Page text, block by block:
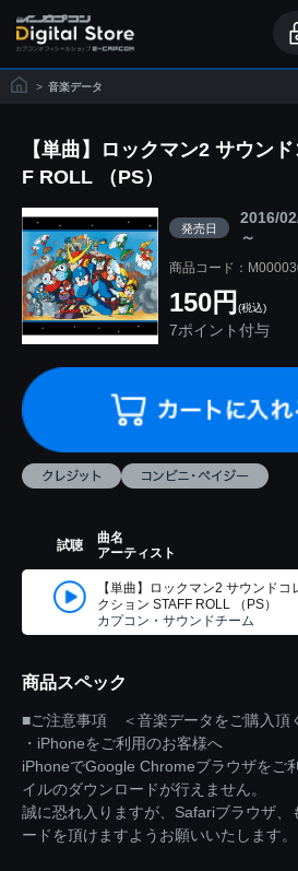
> 音楽データ
【単曲】ロックマン2 サウン
F ROLL （PS）
発売日
2016/
～
商品コード：
150円 (税込)
7ポイント付与
試聴
曲名
アーティスト
【単曲】ロックマン2 サウンドコ
クション STAFF ROLL （PS）
カプコン・サウンドチーム
商品スペック
■ご注意事項 ＜音楽データをご購入頂
・iPhoneをご利用のお客様へ
iPhoneでGoogle Chromeブラウザをご
イルのダウンロードが行えません。
誠に恐れ入りますが、Safariブラウザ、
ードを頂けますようお願いいたします。